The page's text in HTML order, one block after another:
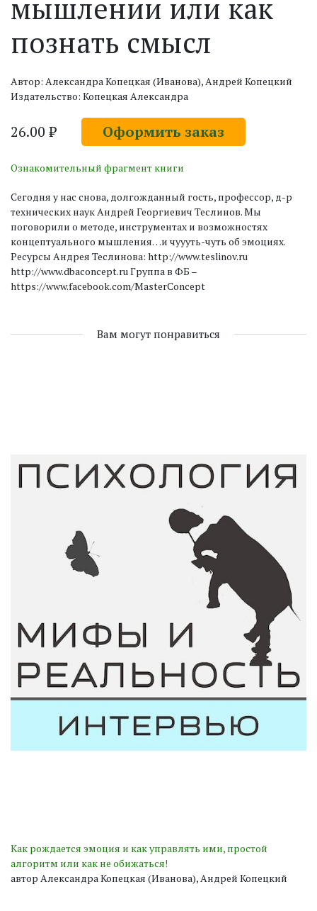
мышлении или как
познать смысл
Автор: Александра Копецкая (Иванова), Андрей Копецкий
Издательство: Копецкая Александра
26.00 ₽ Оформить заказ
Ознакомительный фрагмент книги
Сегодня у нас снова, долгожданный гость, профессор, д-р
технических наук Андрей Георгиевич Теслинов. Мы
поговорили о методе, инструментах и возможностях
концептуального мышления…и чуууть-чуть об эмоциях.
Ресурсы Андрея Теслинова: http://www.teslinov.ru
http://www.dbaconcept.ru Группа в ФБ –
https://www.facebook.com/MasterConcept
Вам могут понравиться
Как рождается эмоция и как управлять ими, простой
алгоритм или как не обижаться!
автор Александра Копецкая (Иванова), Андрей Копецкий